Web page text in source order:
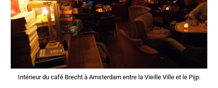
Intérieur du café Brecht à Amsterdam entre la Vieille Ville et le Pijp.